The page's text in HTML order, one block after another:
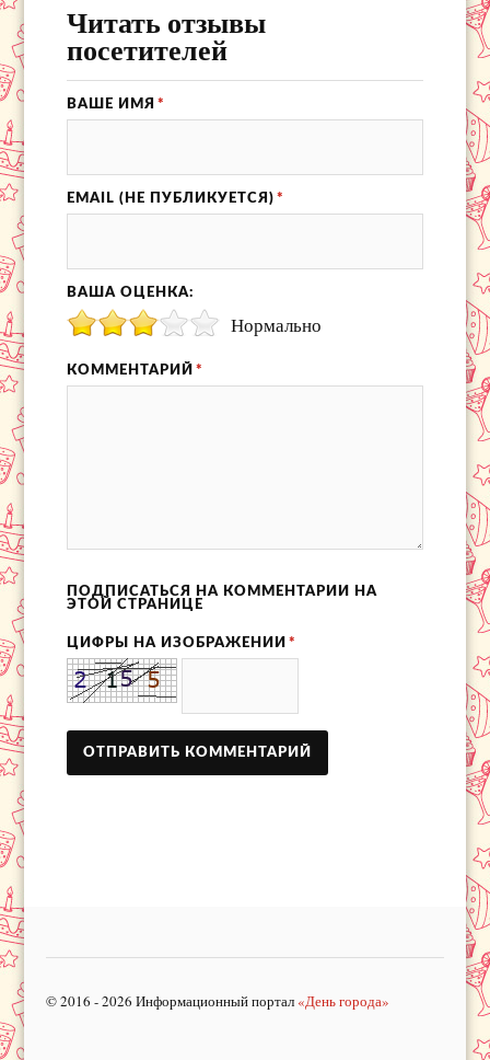
Читать отзывы
посетителей
ВАШЕ ИМЯ *
EMAIL (НЕ ПУБЛИКУЕТСЯ) *
ВАША ОЦЕНКА:
Нормально
КОММЕНТАРИЙ *
ПОДПИСАТЬСЯ НА КОММЕНТАРИИ НА
ЭТОЙ СТРАНИЦЕ
ЦИФРЫ НА ИЗОБРАЖЕНИИ *
© 2016 - 2026 Информационный портал «День города»